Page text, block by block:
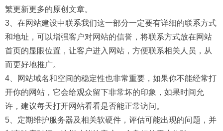
繁更新更多的原创文章。
3、在网站建设中联系我们这一部分一定要有详细的联系方式
和地址，可以增强客户对网站的信誉，将联系方式放在网站
首页的显眼位置，让客户进入网站，方便联系相关人员，从
而更好地推广。
4、网站域名和空间的稳定性也非常重要，如果你不能经常打
开你的网站，它会给观众留下非常坏的印象，如果时间允
许，建议每天打开网站看看是否能正常访问。
5、定期维护服务器及相关软硬件，评估可能出现的问题，并